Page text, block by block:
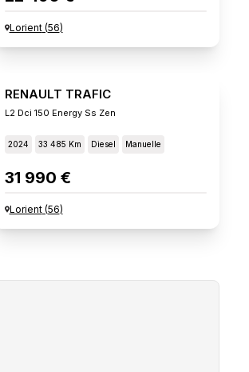
Lorient(56)
RENAULT TRAFIC
L2 Dci 150 Energy Ss Zen
2024 33 485 Km Diesel Manuelle
31 990 €
Lorient(56)